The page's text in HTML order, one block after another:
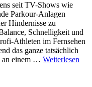
seit TV-Shows wie
Parkour-Anlagen
Hindernisse zu
Schnelligkeit und
Athleten im Fernsehen
das ganze tatsächlich
an einem … Weiterlesen